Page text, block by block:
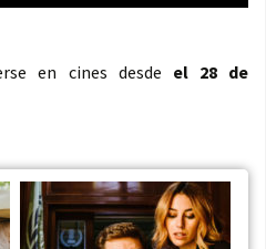
en cines desde el 28 de